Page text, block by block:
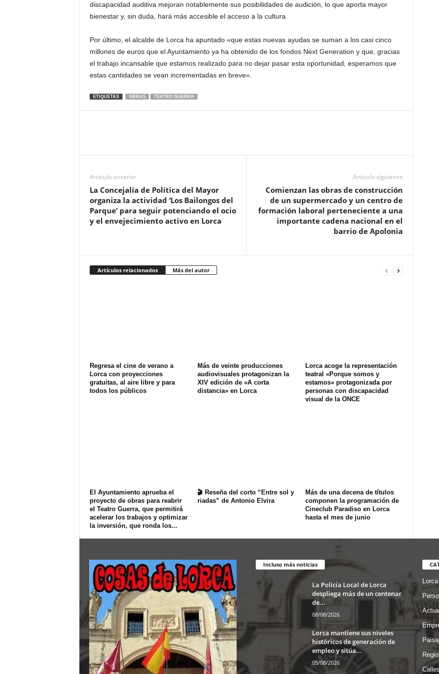
discapacidad auditiva mejoran notablemente sus posibilidades de audición, lo que aporta mayor
bienestar y, sin duda, hará más accesible el acceso a la cultura.
Por último, el alcalde de Lorca ha apuntado «que estas nuevas ayudas se suman a los casi cinco
millones de euros que el Ayuntamiento ya ha obtenido de los fondos Next Generation y que, gracias
el trabajo incansable que estamos realizado para no dejar pasar esta oportunidad, esperamos que
estas cantidades se vean incrementadas en breve».
ETIQUETAS OBRAS TEATRO GUERRA
Artículo anterior
La Concejalía de Política del Mayor
organiza la actividad ‘Los Bailongos del
Parque’ para seguir potenciando el ocio
y el envejecimiento activo en Lorca
Artículo siguiente
Comienzan las obras de construcción
de un supermercado y un centro de
formación laboral perteneciente a una
importante cadena nacional en el
barrio de Apolonia
Artículos relacionados Más del autor
Regresa el cine de verano a
Lorca con proyecciones
gratuitas, al aire libre y para
todos los públicos
Más de veinte producciones
audiovisuales protagonizan la
XIV edición de »A corta
distancia» en Lorca
Lorca acoge la representación
teatral «Porque somos y
estamos» protagonizada por
personas con discapacidad
visual de la ONCE
El Ayuntamiento aprueba el
proyecto de obras para reabrir
el Teatro Guerra, que permitirá
acelerar los trabajos y optimizar
la inversión, que ronda los...
🎬 Reseña del corto “Entre sol y
riadas” de Antonio Elvira
Más de una decena de títulos
componen la programación de
Cineclub Paradiso en Lorca
hasta el mes de junio
Incluso más noticias
La Policía Local de Lorca
despliega más de un centenar
de...
08/08/2026
Lorca mantiene sus niveles
históricos de generación de
empleo y sitúa...
05/08/2026
Lorca